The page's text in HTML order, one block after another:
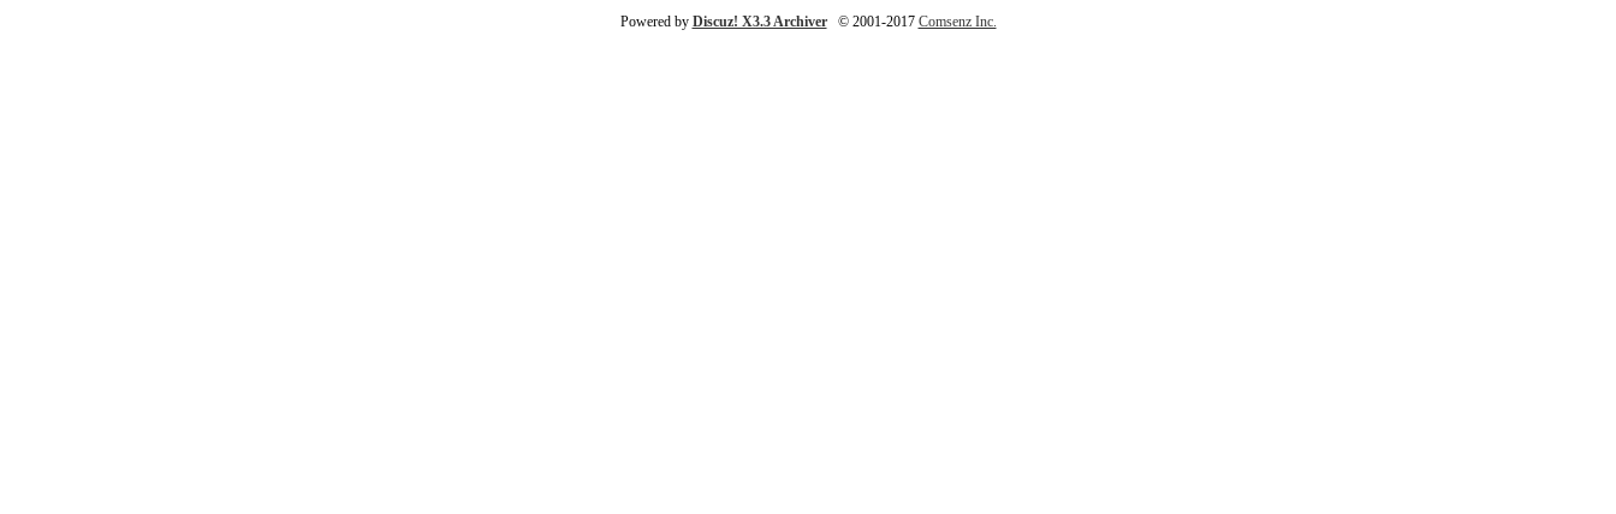
Powered by Discuz! X3.3 Archiver© 2001-2017 Comsenz Inc.